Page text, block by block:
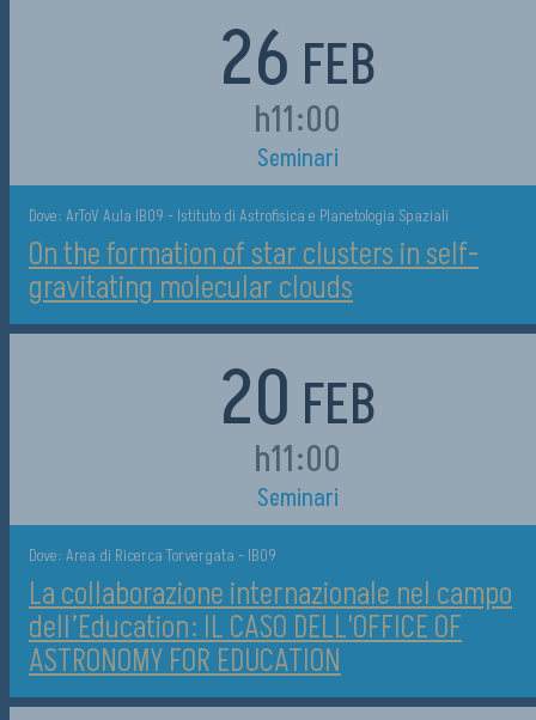
26 FEB
h11:00
Seminari
Dove: ArToV Aula IB09 - Istituto di Astrofisica e Planetologia Spaziali
On the formation of star clusters in self-
gravitating molecular clouds
20 FEB
h11:00
Seminari
Dove: Area di Ricerca Torvergata - IB09
La collaborazione internazionale nel campo
dell’Education: IL CASO DELL'OFFICE OF
ASTRONOMY FOR EDUCATION